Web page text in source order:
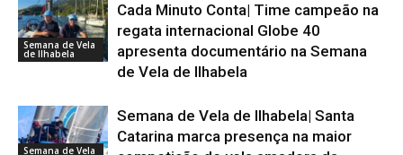
Semana de Vela
de Ilhabela
Cada Minuto Conta| Time campeão na
regata internacional Globe 40
apresenta documentário na Semana
de Vela de Ilhabela
Semana de Vela
Semana de Vela de Ilhabela| Santa
Catarina marca presença na maior